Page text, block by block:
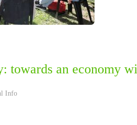
towards an economy
Info